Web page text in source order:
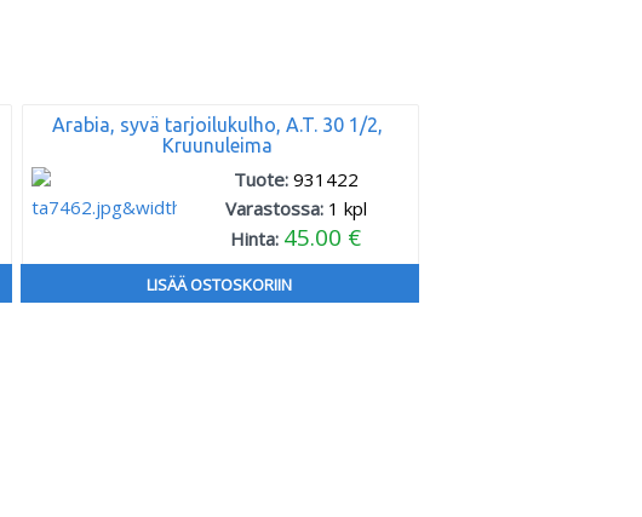
Arabia, syvä tarjoilukulho, A.T. 30 1/2,
Kruunuleima
Tuote: 931422
Varastossa: 1 kpl
Hinta: 45.00 €
LISÄÄ OSTOSKORIIN